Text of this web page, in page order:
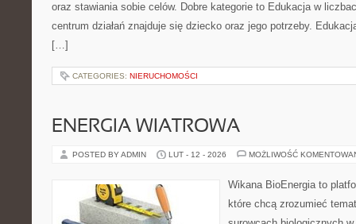
oraz stawiania sobie celów. Dobre kategorie to Edukacja w
centrum działań znajduje się dziecko oraz jego potrzeby.
[…]
CATEGORIES: NIERUCHOMOŚCI
ENERGIA WIATROWA
POSTED BY ADMIN LUT - 12 - 2026 MOŻLIWOŚĆ
Wikana BioEnergia to
które chcą zrozumieć